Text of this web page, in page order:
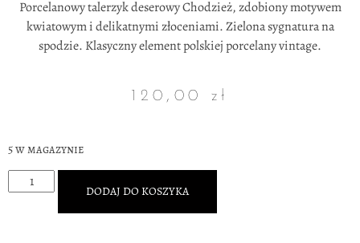
Porcelanowy talerzyk deserowy Chodzież, zdobiony motywem
kwiatowym i delikatnymi złoceniami. Zielona sygnatura na
spodzie. Klasyczny element polskiej porcelany vintage.
120,00 zł
5 w magazynie
DODAJ DO KOSZYKA